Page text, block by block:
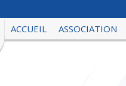
ACCUEIL ASSOCIATION